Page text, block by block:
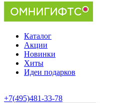
Каталог
Акции
Новинки
Хиты
Идеи подарков
+7(495)481-33-78